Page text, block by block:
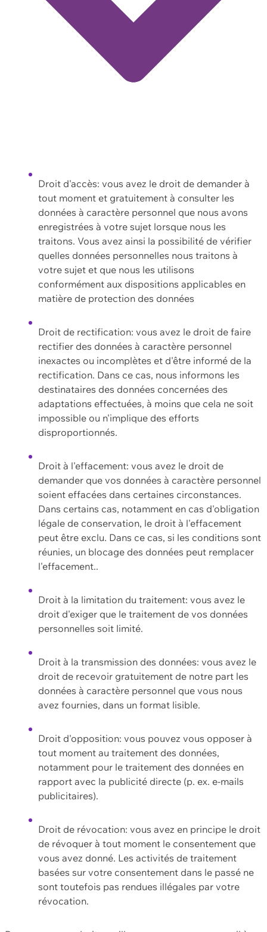
Droit d'accès: vous avez le droit de demander à
tout moment et gratuitement à consulter les
données à caractère personnel que nous avons
enregistrées à votre sujet lorsque nous les
traitons. Vous avez ainsi la possibilité de vérifier
quelles données personnelles nous traitons à
votre sujet et que nous les utilisons
conformément aux dispositions applicables en
matière de protection des données
Droit de rectification: vous avez le droit de faire
rectifier des données à caractère personnel
inexactes ou incomplètes et d'être informé de la
rectification. Dans ce cas, nous informons les
destinataires des données concernées des
adaptations effectuées, à moins que cela ne soit
impossible ou n'implique des efforts
disproportionnés.
Droit à l'effacement: vous avez le droit de
demander que vos données à caractère personnel
soient effacées dans certaines circonstances.
Dans certains cas, notamment en cas d'obligation
légale de conservation, le droit à l'effacement
peut être exclu. Dans ce cas, si les conditions sont
réunies, un blocage des données peut remplacer
l'effacement..
Droit à la limitation du traitement: vous avez le
droit d'exiger que le traitement de vos données
personnelles soit limité.
Droit à la transmission des données: vous avez le
droit de recevoir gratuitement de notre part les
données à caractère personnel que vous nous
avez fournies, dans un format lisible.
Droit d'opposition: vous pouvez vous opposer à
tout moment au traitement des données,
notamment pour le traitement des données en
rapport avec la publicité directe (p. ex. e-mails
publicitaires).
Droit de révocation: vous avez en principe le droit
de révoquer à tout moment le consentement que
vous avez donné. Les activités de traitement
basées sur votre consentement dans le passé ne
sont toutefois pas rendues illégales par votre
révocation.